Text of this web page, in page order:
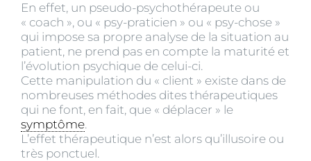
En effet, un pseudo-psychothérapeute ou
« coach », ou « psy-praticien » ou « psy-chose »
qui impose sa propre analyse de la situation au
patient, ne prend pas en compte la maturité et
l’évolution psychique de celui-ci.
Cette manipulation du « client » existe dans de
nombreuses méthodes dites thérapeutiques
qui ne font, en fait, que « déplacer » le
symptôme.
L’effet thérapeutique n’est alors qu’illusoire ou
très ponctuel.